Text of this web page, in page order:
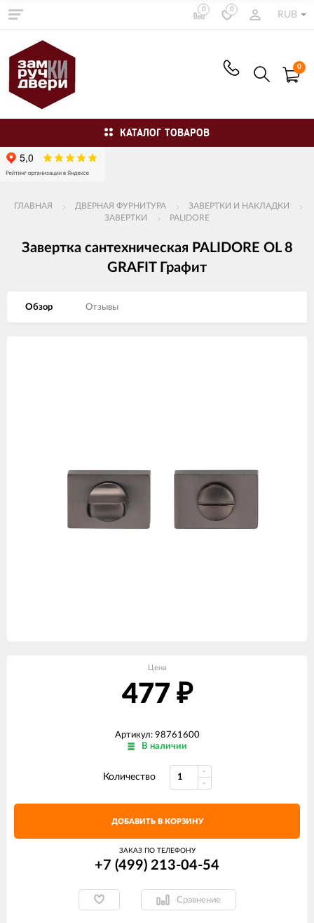
0 0
RUB
0
КАТАЛОГ ТОВАРОВ
ГЛАВНАЯ ДВЕРНАЯ ФУРНИТУРА
ЗАВЕРТКИ И НАКЛАДКИ
ЗАВЕРТКИ
PALIDORE
Завертка сантехническая PALIDORE OL 8
GRAFIT Графит
Обзор Отзывы
Цена
477 ₽
Артикул: 98761600
В наличии
Количество
ДОБАВИТЬ В КОРЗИНУ
ЗАКАЗ ПО ТЕЛЕФОНУ
+7 (499) 213-04-54​
Сравнение